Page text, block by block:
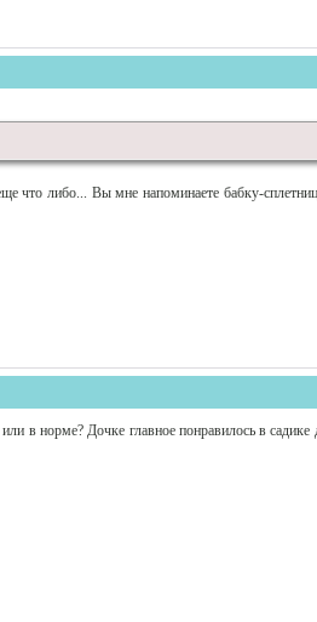
что либо... Вы мне напоминаете бабку-
в норме? Дочке главное понравилось в садике